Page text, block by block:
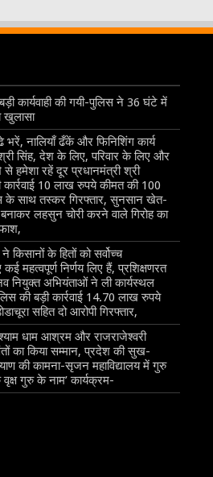
बड़ी कार्यवाही की गयी-पुलिस ने 36 घंटे में
खुलासा
नालियाँ ढँकें और फिनिशिंग कार्य
सिंह, देश के लिए, परिवार के लिए और
हमेशा रहें दूर प्रधानमंत्री श्री
कार्रवाई 10 लाख रुपये कीमत की 100
के साथ तस्कर गिरफ्तार, सुनसान खेत-
बनाकर लहसुन चोरी करने वाले गिरोह का
किसानों के हितों को सर्वोच्च
महत्वपूर्ण निर्णय लिए हैं, प्रशिक्षणरत
नियुक्त अभियंताओं ने ली कार्यस्थल
की बड़ी कार्रवाई 14.70 लाख रुपये
सहित दो आरोपी गिरफ्तार,
धाम आश्रम और राजराजेश्वरी
का किया सम्मान, प्रदेश की सुख-
की कामना-सृजन महाविद्यालय में गुरु
वृक्ष गुरु के नाम’ कार्यक्रम-